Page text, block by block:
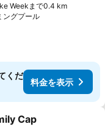
Weekまで0.4 km
ングプール
くだ
料金を表示
に追加
Cap